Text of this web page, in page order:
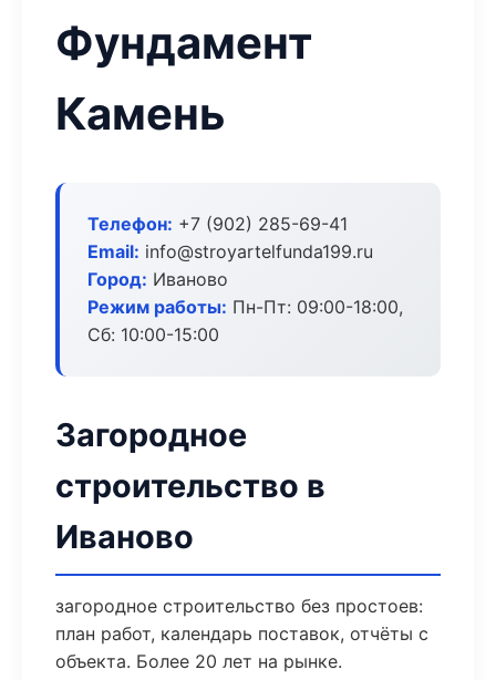
Фундамент
Камень
Телефон: +7 (902) 285-69-41
Email: info@stroyartelfunda199.ru
Город: Иваново
Режим работы: Пн-Пт: 09:00-18:00,
Сб: 10:00-15:00
Загородное
строительство в
Иваново
загородное строительство без простоев:
план работ, календарь поставок, отчёты с
объекта. Более 20 лет на рынке.